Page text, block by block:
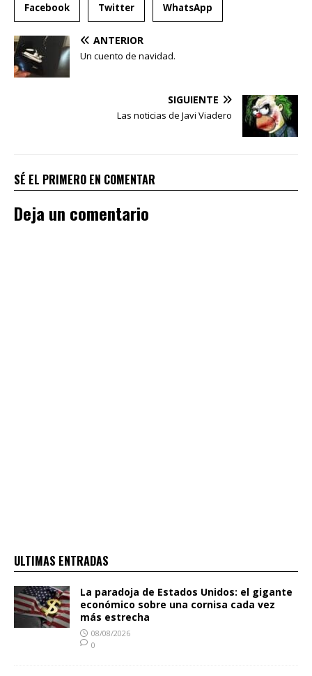
Facebook Twitter WhatsApp
ANTERIOR
Un cuento de navidad.
SIGUIENTE
Las noticias de Javi Viadero
SÉ EL PRIMERO EN COMENTAR
Deja un comentario
ULTIMAS ENTRADAS
La paradoja de Estados Unidos: el gigante
económico sobre una cornisa cada vez
más estrecha
08/08/2026
0